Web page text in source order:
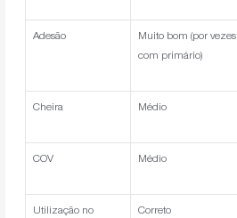
Adesão
Muito bom (por vezes
com primário)
Cheira Médio
COV Médio
Utilização no
Correto